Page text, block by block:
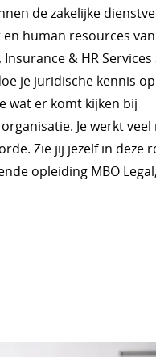
de zakelijke
human resources
& HR
je juridische kennis
wat er komt kijken bij
Je werkt
Zie jij jezelf in deze
opleiding MBO